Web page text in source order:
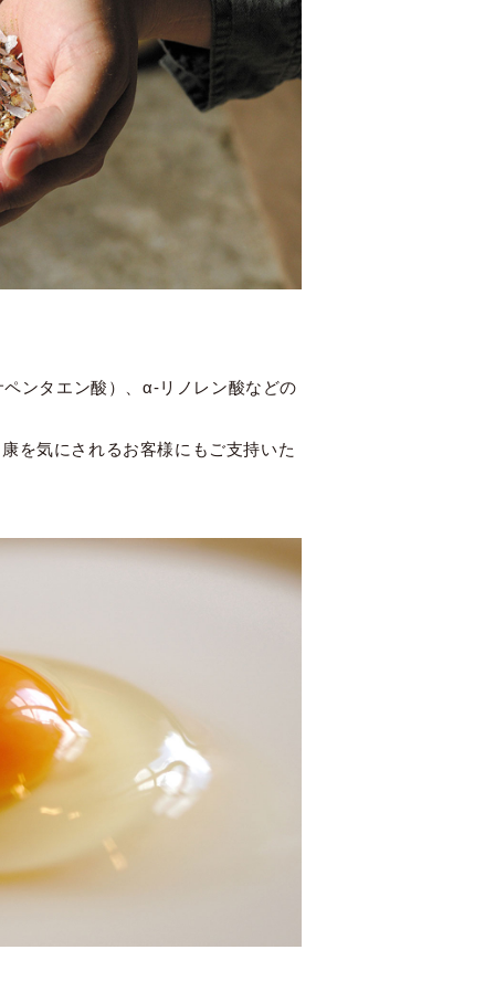
ンタエン酸）、α-リノレン酸などの
を気にされるお客様にもご支持いた